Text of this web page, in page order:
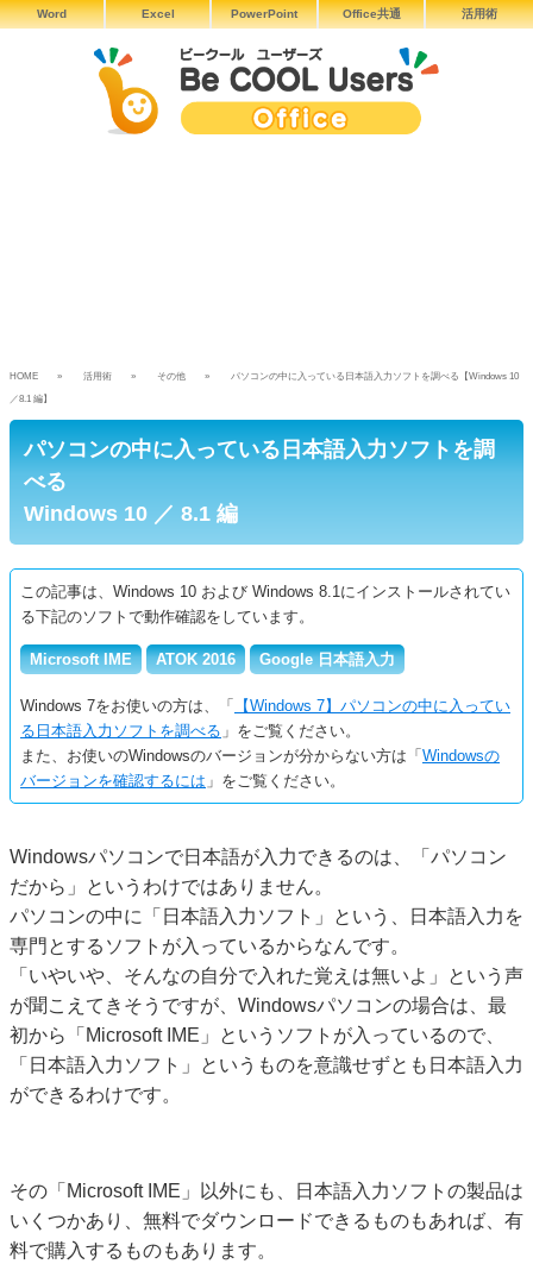
Word Excel PowerPoint Office共通 活用術
HOME 活用術 その他 パソコンの中に入っている日本語入力ソフトを調べる【Windows 10
／8.1 編】
パソコンの中に入っている日本語入力ソフトを調
べる
Windows 10 ／ 8.1 編
この記事は、Windows 10 および Windows 8.1にインストールされてい
る下記のソフトで動作確認をしています。
Microsoft IME ATOK 2016 Google 日本語入力
Windows 7をお使いの方は、「
【Windows 7】パソコンの中に入ってい
る日本語入力ソフトを調べる 」をご覧ください。
また、お使いのWindowsのバージョンが分からない方は「 Windowsの
バージョンを確認するには 」をご覧ください。
Windowsパソコンで日本語が入力できるのは、「パソコン
だから」というわけではありません。
パソコンの中に「日本語入力ソフト」という、日本語入力を
専門とするソフトが入っているからなんです。
「いやいや、そんなの自分で入れた覚えは無いよ」という声
が聞こえてきそうですが、Windowsパソコンの場合は、最
初から「Microsoft IME」というソフトが入っているので、
「日本語入力ソフト」というものを意識せずとも日本語入力
ができるわけです。
その「Microsoft IME」以外にも、日本語入力ソフトの製品は
いくつかあり、無料でダウンロードできるものもあれば、有
料で購入するものもあります。